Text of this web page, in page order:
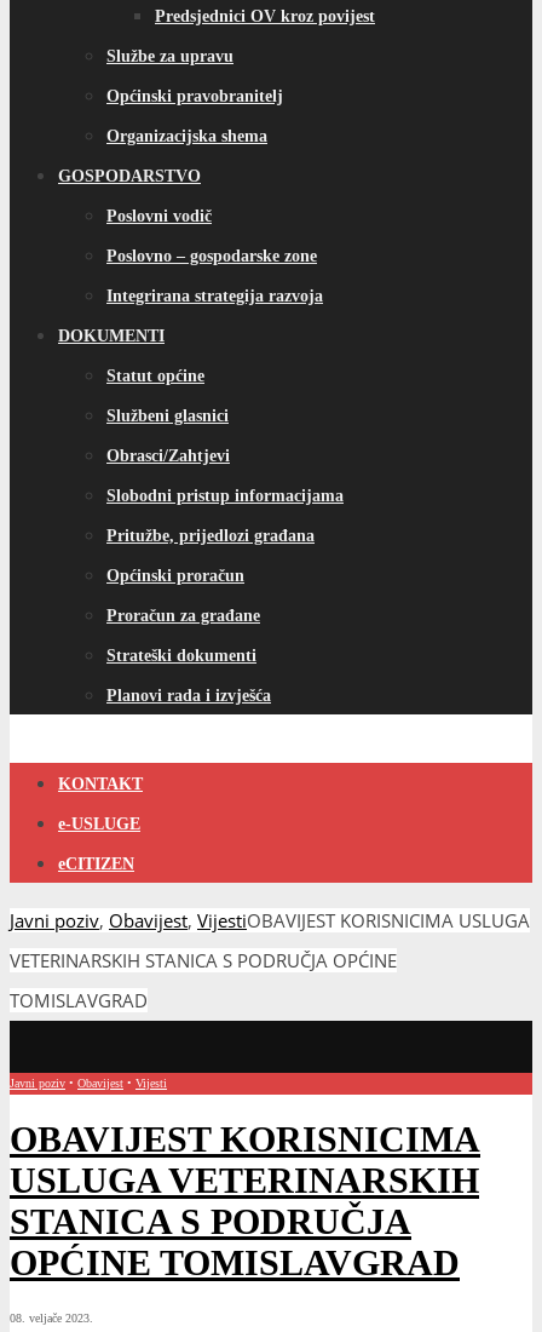
Predsjednici OV kroz povijest
Službe za upravu
Općinski pravobranitelj
Organizacijska shema
GOSPODARSTVO
Poslovni vodič
Poslovno – gospodarske zone
Integrirana strategija razvoja
DOKUMENTI
Statut općine
Službeni glasnici
Obrasci/Zahtjevi
Slobodni pristup informacijama
Pritužbe, prijedlozi građana
Općinski proračun
Proračun za građane
Strateški dokumenti
Planovi rada i izvješća
KONTAKT
e-USLUGE
eCITIZEN
Javni poziv, Obavijest, VijestiOBAVIJEST KORISNICIMA USLUGA
VETERINARSKIH STANICA S PODRUČJA OPĆINE
TOMISLAVGRAD
Javni poziv • Obavijest • Vijesti
OBAVIJEST KORISNICIMA
USLUGA VETERINARSKIH
STANICA S PODRUČJA
OPĆINE TOMISLAVGRAD
08. veljače 2023.